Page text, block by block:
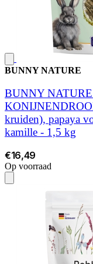
BUNNY NATURE
BUNNY NATURE
kruiden), papaya
kamille - 1,5 kg
€16,49
Op voorraad